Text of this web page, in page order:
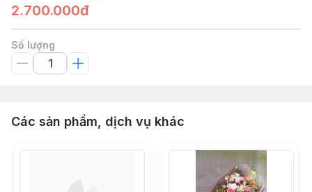
2.700.000đ
Số lượng
Các sản phẩm, dịch vụ khác